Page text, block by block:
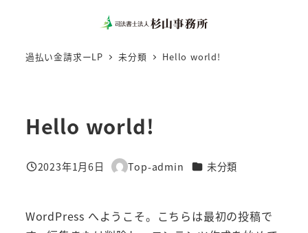
過払い金請求ーLP 未分類 Hello world!
Hello world!
投稿日
2023年1月6日
著
Top-admin カテゴリー
未分類
WordPress へようこそ。こちらは最初の投稿で